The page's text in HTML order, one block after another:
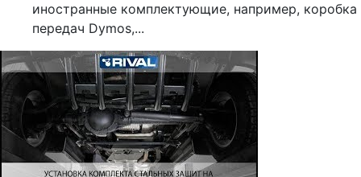
иностранные комплектующие, например, коробка
передач Dymos,...